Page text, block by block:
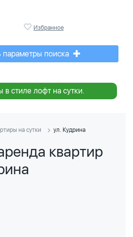
Избранное
параметры поиска
в стиле лофт на сутки.
на сутки ул. Кудрина
квартир